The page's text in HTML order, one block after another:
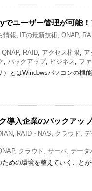
ユーザー管理が可能！
情報, ITの最新技術, QNAP,
QNAP, RAID, アクセス権限, ア
, バックアップ, ビジネス , フ
とはWindowsパソコンの機
導入企業のバックアッ
, RAID・NAS, クラウド, デ
, クラウド, サーバ, データ
めの環境を整えていくこと